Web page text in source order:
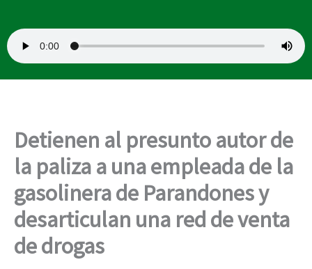
Detienen al presunto autor de
la paliza a una empleada de la
gasolinera de Parandones y
desarticulan una red de venta
de drogas